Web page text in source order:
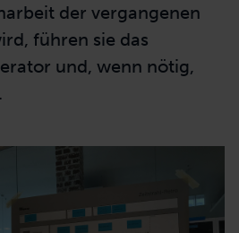
der vergangenen
führen sie das
und, wenn nötig,